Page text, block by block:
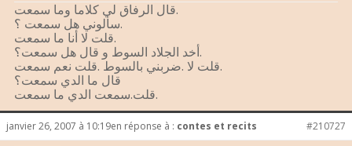
قال الرفاق لي كلاما وما سمعت.
سألوني هل سمعت ؟.
قلت لا أنا ما سمعت.
أخد الجلاد السوط و قال هل سمعت؟.
قلت لا .ضربني بالسوط .قلت نعم سمعت.
قال ما الدي سمعت؟
قلت.سمعت الدي ما سمعت.
janvier 26, 2007 à 10:19en réponse à : contes et recits #210727